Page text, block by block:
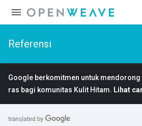
Referensi
Google berkomitmen untuk
ras bagi komunitas Kulit Hitam. Lihat